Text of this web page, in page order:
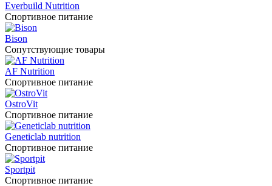
Everbuild Nutrition
Спортивное питание
Bison
Сопутствующие товары
AF Nutrition
Спортивное питание
OstroVit
Спортивное питание
Geneticlab nutrition
Спортивное питание
Sportpit
Спортивное питание